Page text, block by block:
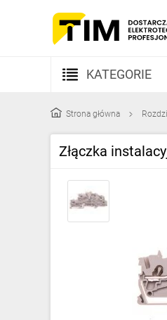
KATEGORIE
Kable i przewody
Rozdzielnice i obudowy
Elementy prowadzenia kabli
Oprawy oświetleniowe
Strona główna
Złączka